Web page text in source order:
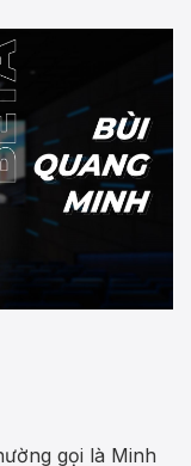
gọi là Minh